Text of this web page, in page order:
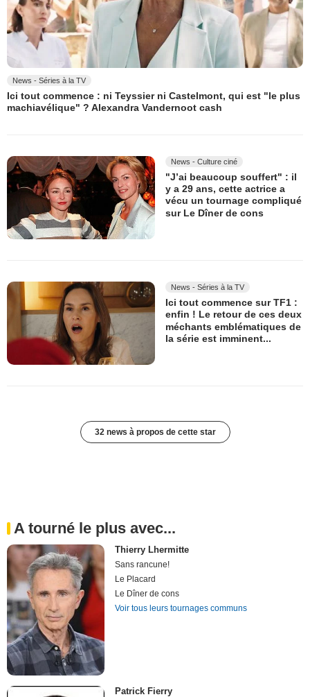
News - Séries à la TV
Ici tout commence : ni Teyssier ni Castelmont, qui est "le plus
machiavélique" ? Alexandra Vandernoot cash
News - Culture ciné
"J’ai beaucoup souffert" : il
y a 29 ans, cette actrice a
vécu un tournage compliqué
sur Le Dîner de cons
News - Séries à la TV
Ici tout commence sur TF1 :
enfin ! Le retour de ces deux
méchants emblématiques de
la série est imminent...
32 news à propos de cette star
A tourné le plus avec...
Thierry Lhermitte
Sans rancune!
Le Placard
Le Dîner de cons
Voir tous leurs tournages communs
Patrick Fierry